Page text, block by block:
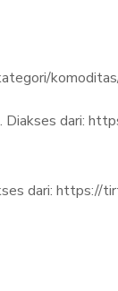
dari:
dari: https://